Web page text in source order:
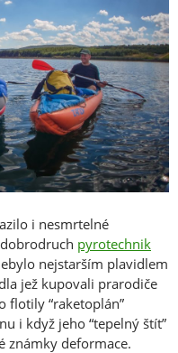
i nesmrtelné
pyrotechnik
nejstarším plavidlem
jež kupovali prarodiče
flotily “raketoplán”
i když jeho “tepelný štít”
známky deformace.